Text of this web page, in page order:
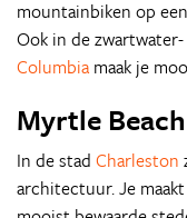
mountainbiken op
Ook in de
Columbia maak je
Myrtle
In de stad Charleston
architectuur. Je